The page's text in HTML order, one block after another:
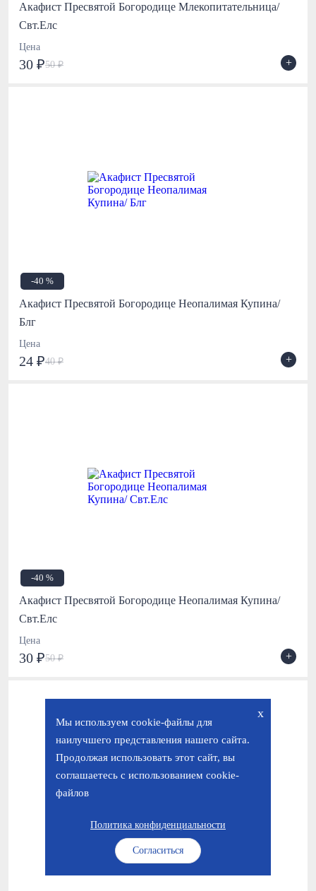
Акафист Пресвятой Богородице Млекопитательница/
Свт.Елс
Цена
30 ₽50 ₽ +
-40 %
Акафист Пресвятой Богородице Неопалимая Купина/
Блг
Цена
24 ₽40 ₽ +
-40 %
Акафист Пресвятой Богородице Неопалимая Купина/
Свт.Елс
Цена
30 ₽50 ₽ +
x
Мы используем cookie-файлы для
наилучшего представления нашего сайта.
Продолжая использовать этот сайт, вы
соглашаетесь с использованием cookie-
файлов
Согласиться
Политика конфиденциальности